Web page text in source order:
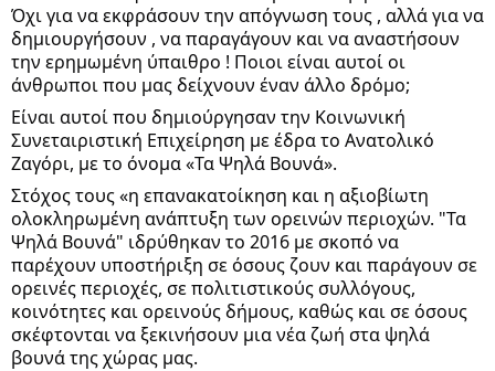
Όχι για να εκφράσουν την απόγνωση τους , αλλά για να
δημιουργήσουν , να παραγάγουν και να αναστήσουν
την ερημωμένη ύπαιθρο ! Ποιοι είναι αυτοί οι
άνθρωποι που μας δείχνουν έναν άλλο δρόμο;
Είναι αυτοί που δημιούργησαν την Κοινωνική
Συνεταιριστική Επιχείρηση με έδρα το Ανατολικό
Ζαγόρι, με το όνομα «Τα Ψηλά Βουνά».
Στόχος τους «η επανακατοίκηση και η αξιοβίωτη
ολοκληρωμένη ανάπτυξη των ορεινών περιοχών. "Τα
Ψηλά Βουνά" ιδρύθηκαν το 2016 με σκοπό να
παρέχουν υποστήριξη σε όσους ζουν και παράγουν σε
ορεινές περιοχές, σε πολιτιστικούς συλλόγους,
κοινότητες και ορεινούς δήμους, καθώς και σε όσους
σκέφτονται να ξεκινήσουν μια νέα ζωή στα ψηλά
βουνά της χώρας μας.